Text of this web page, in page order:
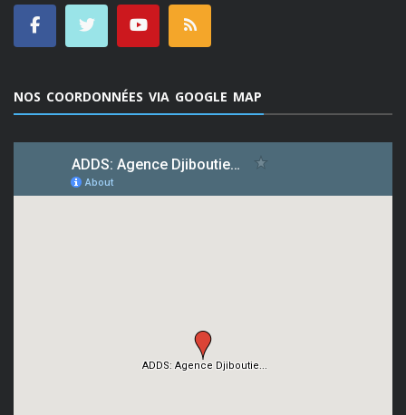
NOS COORDONNÉES VIA GOOGLE MAP